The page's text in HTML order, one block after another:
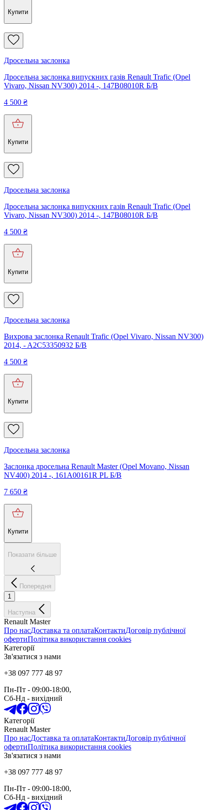
Купити
Дросельна заслонка
Дросельна заслонка випускних газів Renault Trafic (Opel
Vivaro, Nissan NV300) 2014 -, 147B08010R Б/В
4 500 ₴
Купити
Дросельна заслонка
Дросельна заслонка випускних газів Renault Trafic (Opel
Vivaro, Nissan NV300) 2014 -, 147B08010R Б/В
4 500 ₴
Купити
Дросельна заслонка
Вихрова заслонка Renault Trafic (Opel Vivaro, Nissan NV300)
2014, - A2C53350932 Б/В
4 500 ₴
Купити
Дросельна заслонка
Заслонка дросельна Renault Master (Opel Movano, Nissan
NV400) 2014 -, 161A00161R PL Б/В
7 650 ₴
Купити
Показати більше
Попередня
1
Наступна
Renault Master
Про насДоставка та оплатаКонтактиДоговір публічної
офертиПолітика використання cookies
Категорії
Зв'язатися з нами
+38 097 777 48 97
Пн-Пт - 09:00-18:00,
Сб-Нд - вихідний
Категорії
Renault Master
Про насДоставка та оплатаКонтактиДоговір публічної
офертиПолітика використання cookies
Зв'язатися з нами
+38 097 777 48 97
Пн-Пт - 09:00-18:00,
Сб-Нд - вихідний